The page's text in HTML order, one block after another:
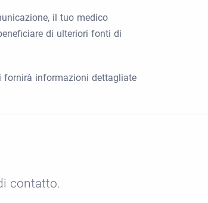
il tuo medico
di ulteriori fonti di
fornirà informazioni dettagliate
contatto.